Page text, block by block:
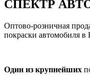
СПЕКТР
Оптово-розничная
покраски автомобиля в
Один из крупнейших